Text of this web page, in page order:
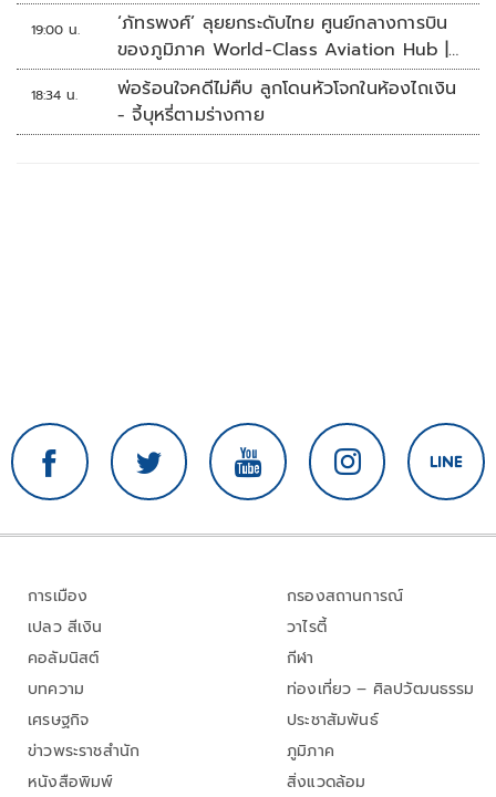
19:00 น.
‘ภัทรพงศ์’ ลุยยกระดับไทย ศูนย์กลางการบิน
ของภูมิภาค World-Class Aviation Hub |
ห้องข่าวไทยโพสต์สุดสัปดาห์
18:34 น.
พ่อร้อนใจคดีไม่คืบ ลูกโดนหัวโจกในห้องไถเงิน
- จี้บุหรี่ตามร่างกาย
การเมือง
เปลว สีเงิน
คอลัมนิสต์
บทความ
เศรษฐกิจ
ข่าวพระราชสำนัก
หนังสือพิมพ์
กรองสถานการณ์
วาไรตี้
กีฬา
ท่องเที่ยว – ศิลปวัฒนธรรม
ประชาสัมพันธ์
ภูมิภาค
สิ่งแวดล้อม